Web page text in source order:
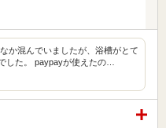
か混んでいましたが、浴槽がとて
した。 paypayが使えたの…